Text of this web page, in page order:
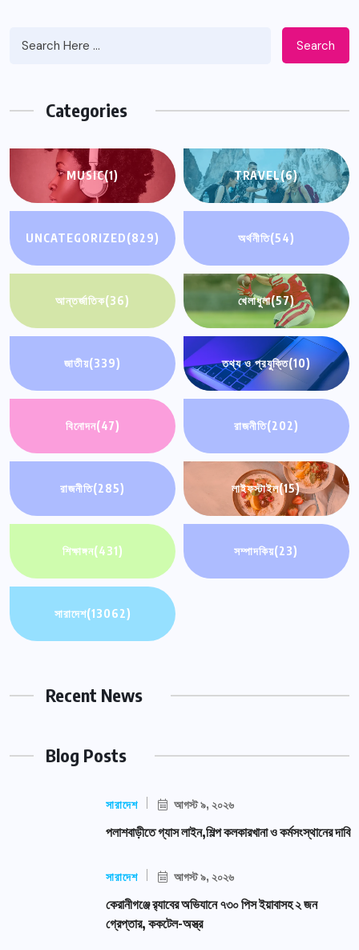
Search
Categories
MUSIC(1) TRAVEL(6)
UNCATEGORIZED(829) অর্থনীতি(54)
আন্তর্জাতিক(36) খেলাধুলা(57)
জাতীয়(339) তথ্য ও প্রযুক্তি(10)
বিনোদন(47) রাজনীতি(202)
রাজনীতি(285) লাইফস্টাইল(15)
শিক্ষাঙ্গন(431) সম্পাদকিয়(23)
সারাদেশ(13062)
Recent News
Blog Posts
সারাদেশ আগস্ট ৯, ২০২৬
পলাশবাড়ীতে গ্যাস লাইন,শিল্প কলকারখানা ও কর্মসংস্থানের দাবি
সারাদেশ আগস্ট ৯, ২০২৬
কেরানীগঞ্জে র‍্যাবের অভিযানে ৭৩০ পিস ইয়াবাসহ ২ জন
গ্রেপ্তার, ককটেল-অস্ত্র